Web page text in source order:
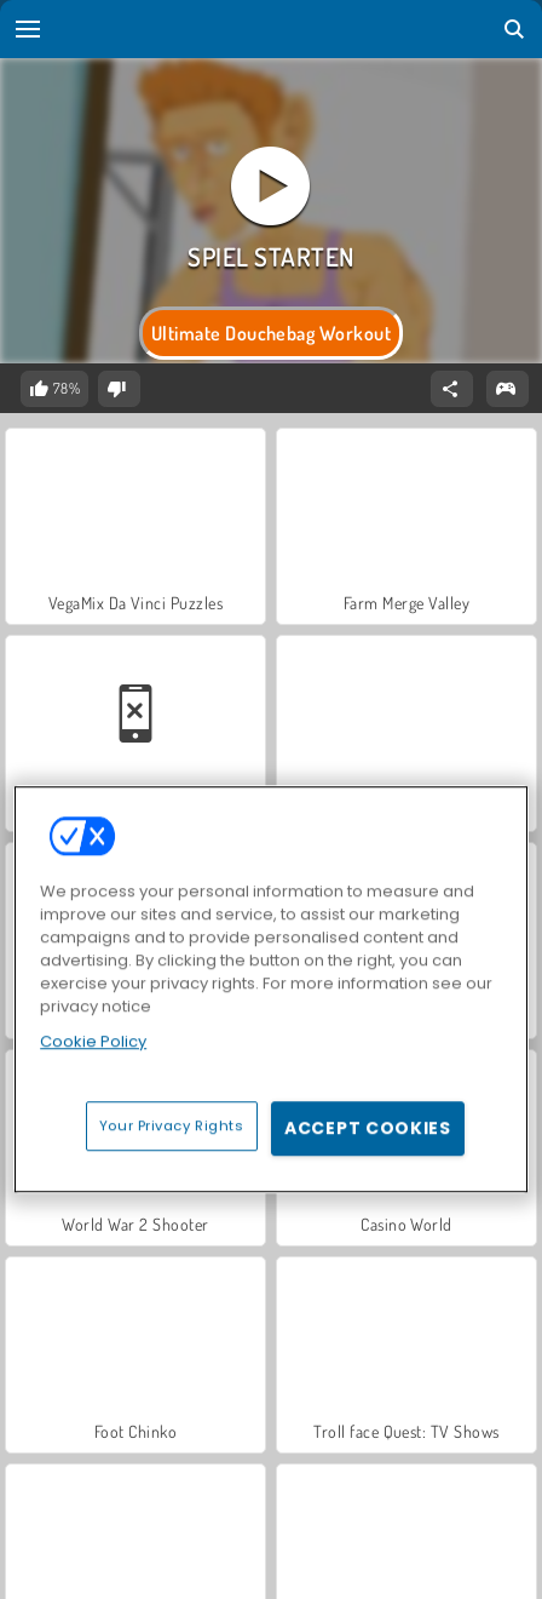
Ultimate Douchebag Workout
78%
VegaMix Da Vinci Puzzles Farm Merge Valley
Hidden Object: Street of Secrets
World War 2 Shooter Casino World
Foot Chinko Troll face Quest: TV Shows
We process your personal information to measure and
improve our sites and service, to assist our marketing
campaigns and to provide personalised content and
advertising. By clicking the button on the right, you can
exercise your privacy rights. For more information see our
privacy notice
Cookie Policy
Your Privacy Rights ACCEPT COOKIES